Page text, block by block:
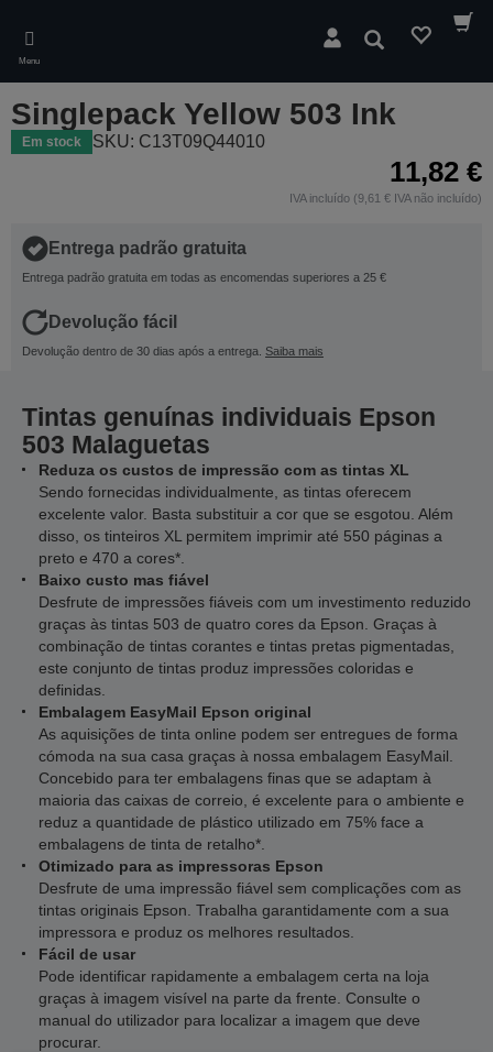
main
content
Menu
Pesquisar
Singlepack Yellow 503 Ink
Em stock SKU: C13T09Q44010
11,82 €
IVA incluído (9,61 € IVA não incluído)
Entrega padrão gratuita
Entrega padrão gratuita em todas as encomendas superiores a 25 €
Devolução fácil
Devolução dentro de 30 dias após a entrega. Saiba mais
Tintas genuínas individuais Epson
503 Malaguetas
Reduza os custos de impressão com as tintas XL
Sendo fornecidas individualmente, as tintas oferecem
excelente valor. Basta substituir a cor que se esgotou. Além
disso, os tinteiros XL permitem imprimir até 550 páginas a
preto e 470 a cores*.
Baixo custo mas fiável
Desfrute de impressões fiáveis com um investimento reduzido
graças às tintas 503 de quatro cores da Epson. Graças à
combinação de tintas corantes e tintas pretas pigmentadas,
este conjunto de tintas produz impressões coloridas e
definidas.
Embalagem EasyMail Epson original
As aquisições de tinta online podem ser entregues de forma
cómoda na sua casa graças à nossa embalagem EasyMail.
Concebido para ter embalagens finas que se adaptam à
maioria das caixas de correio, é excelente para o ambiente e
reduz a quantidade de plástico utilizado em 75% face a
embalagens de tinta de retalho*.
Otimizado para as impressoras Epson
Desfrute de uma impressão fiável sem complicações com as
tintas originais Epson. Trabalha garantidamente com a sua
impressora e produz os melhores resultados.
Fácil de usar
Pode identificar rapidamente a embalagem certa na loja
graças à imagem visível na parte da frente. Consulte o
manual do utilizador para localizar a imagem que deve
procurar.